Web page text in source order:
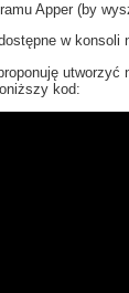
Apper (by
w konsoli
utworzyć
kod: